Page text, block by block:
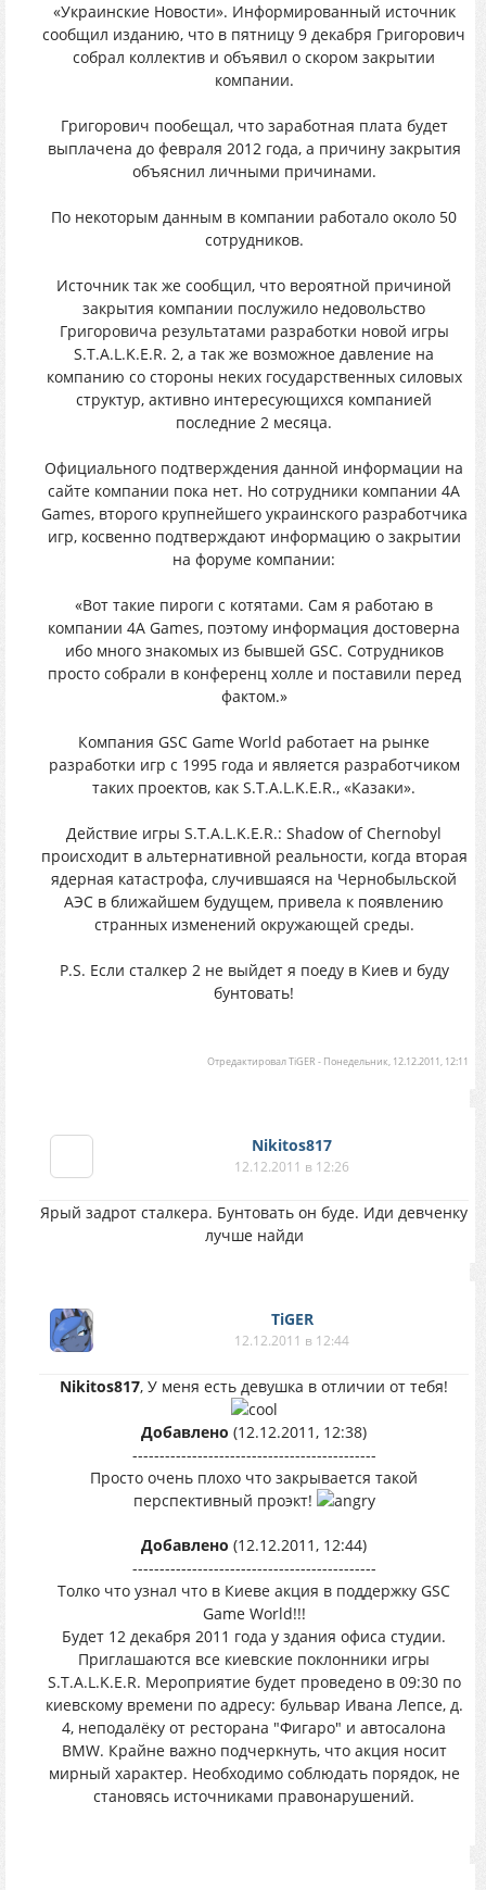
«Украинские Новости». Информированный источник
сообщил изданию, что в пятницу 9 декабря Григорович
собрал коллектив и объявил о скором закрытии
компании.
Григорович пообещал, что заработная плата будет
выплачена до февраля 2012 года, а причину закрытия
объяснил личными причинами.
По некоторым данным в компании работало около 50
сотрудников.
Источник так же сообщил, что вероятной причиной
закрытия компании послужило недовольство
Григоровича результатами разработки новой игры
S.T.A.L.K.E.R. 2, а так же возможное давление на
компанию со стороны неких государственных силовых
структур, активно интересующихся компанией
последние 2 месяца.
Официального подтверждения данной информации на
сайте компании пока нет. Но сотрудники компании 4А
Games, второго крупнейшего украинского разработчика
игр, косвенно подтверждают информацию о закрытии
на форуме компании:
«Вот такие пироги с котятами. Сам я работаю в
компании 4А Games, поэтому информация достоверна
ибо много знакомых из бывшей GSC. Cотрудников
просто собрали в конференц холле и поставили перед
фактом.»
Компания GSC Game World работает на рынке
разработки игр с 1995 года и является разработчиком
таких проектов, как S.T.A.L.K.E.R., «Казаки».
Действие игры S.T.A.L.K.E.R.: Shadow of Chernobyl
происходит в альтернативной реальности, когда вторая
ядерная катастрофа, случившаяся на Чернобыльской
АЭС в ближайшем будущем, привела к появлению
странных изменений окружающей среды.
P.S. Если сталкер 2 не выйдет я поеду в Киев и буду
бунтовать!
ОтредактировалTiGER - Понедельник, 12.12.2011, 12:11
Nikitos817
12.12.2011 в 12:26
Ярый задрот сталкера. Бунтовать он буде. Иди девченку
лучше найди
TiGER
12.12.2011 в 12:44
Nikitos817, У меня есть девушка в отличии от тебя!
Добавлено (12.12.2011, 12:38)
---------------------------------------------
Просто очень плохо что закрывается такой
перспективный проэкт!
Добавлено (12.12.2011, 12:44)
---------------------------------------------
Толко что узнал что в Киеве акция в поддержку GSC
Game World!!!
Будет 12 декабря 2011 года у здания офиса студии.
Приглашаются все киевские поклонники игры
S.T.A.L.K.E.R. Мероприятие будет проведено в 09:30 по
киевскому времени по адресу: бульвар Ивана Лепсе, д.
4, неподалёку от ресторана "Фигаро" и автосалона
BMW. Крайне важно подчеркнуть, что акция носит
мирный характер. Необходимо соблюдать порядок, не
становясь источниками правонарушений.